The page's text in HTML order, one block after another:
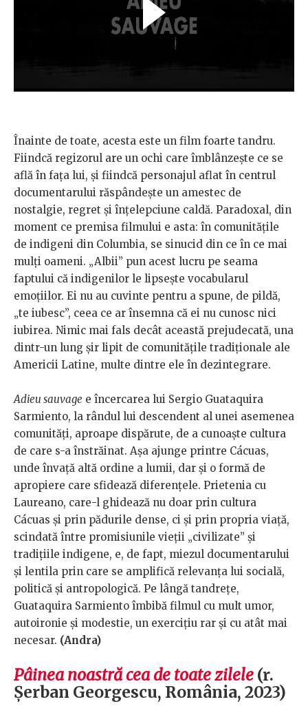
Înainte de toate, acesta este un film foarte tandru.
Fiindcă regizorul are un ochi care îmblânzește ce se
află în fața lui, și fiindcă personajul aflat în centrul
documentarului răspândește un amestec de
nostalgie, regret și înțelepciune caldă. Paradoxal, din
moment ce premisa filmului e asta: în comunitățile
de indigeni din Columbia, se sinucid din ce în ce mai
mulți oameni. „Albii” pun acest lucru pe seama
faptului că indigenilor le lipsește vocabularul
emoțiilor. Ei nu au cuvinte pentru a spune, de pildă,
„te iubesc”, ceea ce ar însemna că ei nu cunosc nici
iubirea. Nimic mai fals decât această prejudecată, una
dintr-un lung șir lipit de comunitățile tradiționale ale
Americii Latine, multe dintre ele în dezintegrare.
Adieu sauvage e încercarea lui Sergio Guataquira
Sarmiento, la rândul lui descendent al unei asemenea
comunități, aproape dispărute, de a cunoaște cultura
de care s-a înstrăinat. Așa ajunge printre Cácuas,
unde învață altă ordine a lumii, dar și o formă de
apropiere care sfidează diferențele. Prietenia cu
Laureano, care-l ghidează nu doar prin cultura
Cácuas și prin pădurile dense, ci și prin propria viață,
scindată între promisiunile vieții „civilizate” și
tradițiile indigene, e, de fapt, miezul documentarului
și lentila prin care se amplifică relevanța lui socială,
politică și antropologică. Pe lângă tandrețe,
Guataquira Sarmiento îmbibă filmul cu mult umor,
autoironie și modestie, un exercițiu rar și cu atât mai
necesar. (Andra)
Pâinea noastră cea de toate zilele (r.
Șerban Georgescu, România, 2023)